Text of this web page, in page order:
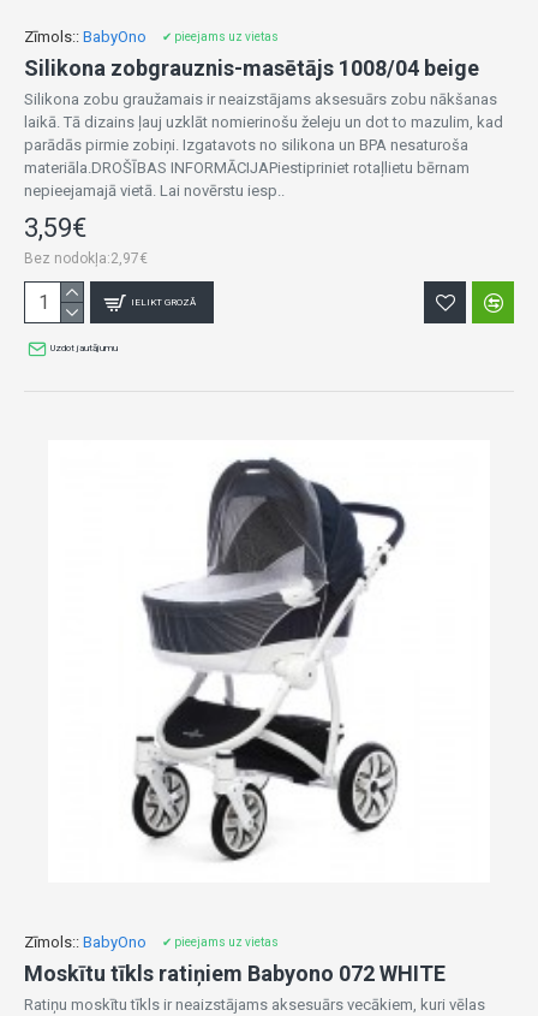
Zīmols:: BabyOno ✔ pieejams uz vietas
Silikona zobgrauznis-masētājs 1008/04 beige
Silikona zobu graužamais ir neaizstājams aksesuārs zobu nākšanas
laikā. Tā dizains ļauj uzklāt nomierinošu želeju un dot to mazulim, kad
parādās pirmie zobiņi. Izgatavots no silikona un BPA nesaturoša
materiāla.DROŠĪBAS INFORMĀCIJAPiestipriniet rotaļlietu bērnam
nepieejamajā vietā. Lai novērstu iesp..
3,59€
Bez nodokļa:2,97€
IELIKT GROZĀ
Uzdot jautājumu
Zīmols:: BabyOno ✔ pieejams uz vietas
Moskītu tīkls ratiņiem Babyono 072 WHITE
Ratiņu moskītu tīkls ir neaizstājams aksesuārs vecākiem, kuri vēlas